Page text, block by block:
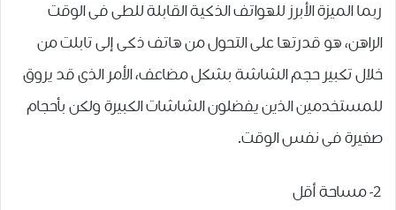
ربما الميزة الأبرز للهواتف الذكية القابلة للطى فى الوقت
الراهن، هو قدرتها على التحول من هاتف ذكى إلى تابلت من
خلال تكبير حجم الشاشة بشكل مضاعف، الأمر الذى قد يروق
للمستخدمين الذين يفضلون الشاشات الكبيرة ولكن بأحجام
صغيرة فى نفس الوقت.
2- مساحة أقل